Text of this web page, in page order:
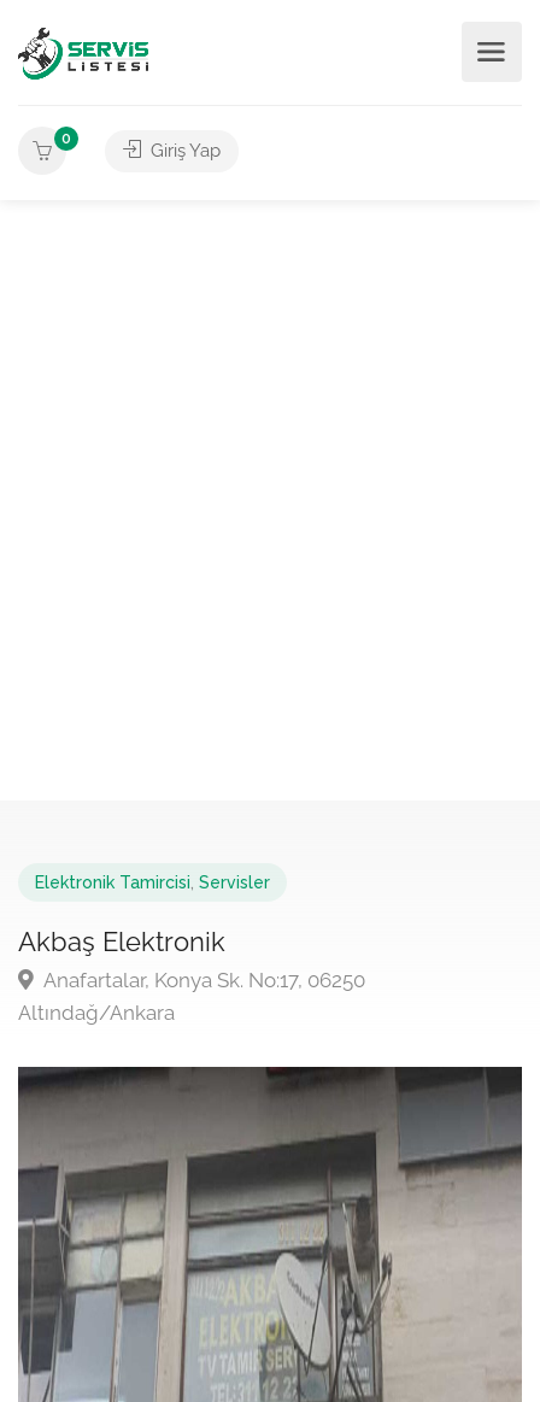
0
Giriş Yap
Elektronik Tamircisi Servisler
Akbaş Elektronik
Anafartalar, Konya Sk. No:17, 06250
Altındağ/Ankara